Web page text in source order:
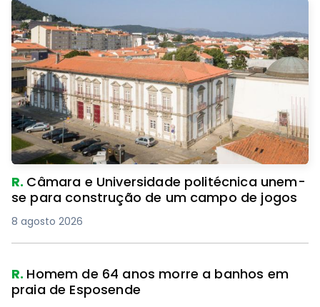
R. Câmara e Universidade politécnica unem-
se para construção de um campo de jogos
8 agosto 2026
R. Homem de 64 anos morre a banhos em
praia de Esposende